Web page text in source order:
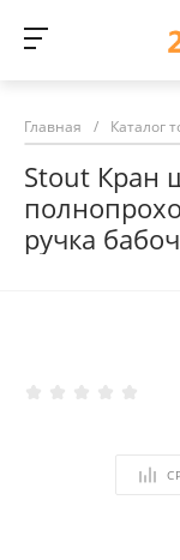
Главная / Каталог
Stout Кран
ручка